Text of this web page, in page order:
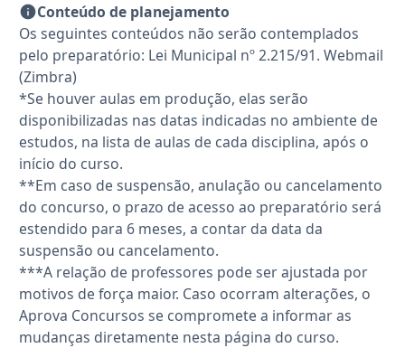
Conteúdo de planejamento
Os seguintes conteúdos não serão contemplados
pelo preparatório: Lei Municipal nº 2.215/91. Webmail
(Zimbra)
*Se houver aulas em produção, elas serão
disponibilizadas nas datas indicadas no ambiente de
estudos, na lista de aulas de cada disciplina, após o
início do curso.
**Em caso de suspensão, anulação ou cancelamento
do concurso, o prazo de acesso ao preparatório será
estendido para 6 meses, a contar da data da
suspensão ou cancelamento.
***A relação de professores pode ser ajustada por
motivos de força maior. Caso ocorram alterações, o
Aprova Concursos se compromete a informar as
mudanças diretamente nesta página do curso.